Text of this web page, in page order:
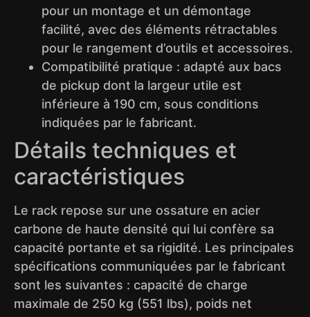
pour un montage et un démontage
facilité, avec des éléments rétractables
pour le rangement d’outils et accessoires.
Compatibilité pratique : adapté aux bacs
de pickup dont la largeur utile est
inférieure à 190 cm, sous conditions
indiquées par le fabricant.
Détails techniques et
caractéristiques
Le rack repose sur une ossature en acier
carbone de haute densité qui lui confère sa
capacité portante et sa rigidité. Les principales
spécifications communiquées par le fabricant
sont les suivantes : capacité de charge
maximale de 250 kg (551 lbs), poids net